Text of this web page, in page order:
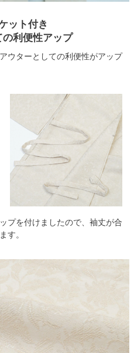
ット付き
利便性アップ
ウターとしての利便性がアップ
プを付けましたので、袖丈が合
す。